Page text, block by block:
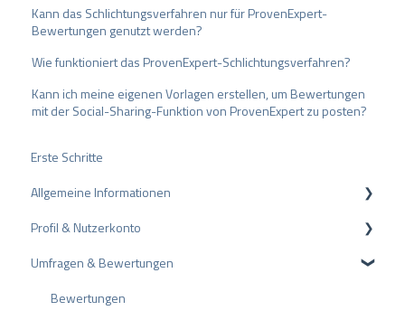
Kann das Schlichtungsverfahren nur für ProvenExpert-
Bewertungen genutzt werden?
Wie funktioniert das ProvenExpert-Schlichtungsverfahren?
Kann ich meine eigenen Vorlagen erstellen, um Bewertungen
mit der Social-Sharing-Funktion von ProvenExpert zu posten?
Erste Schritte
Allgemeine Informationen
Datenschutz
Pakete und Preise
API
Profil & Nutzerkonto
Profil-Einstellungen
Nutzerkonto
Umfragen & Bewertungen
Bewertungen